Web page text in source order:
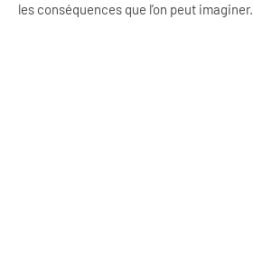
les conséquences que l’on peut imaginer.